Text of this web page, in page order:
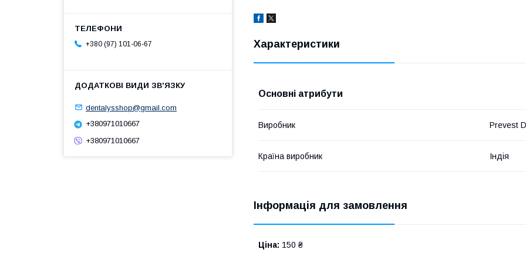
Характеристики
Основні атрибути
Виробник Prevest
Країна виробник Індія
Інформація для замовлення
Ціна: 150 ₴
+380 (97) 101-06-67
dentalysshop@gmail.com
+380971010667
+380971010667